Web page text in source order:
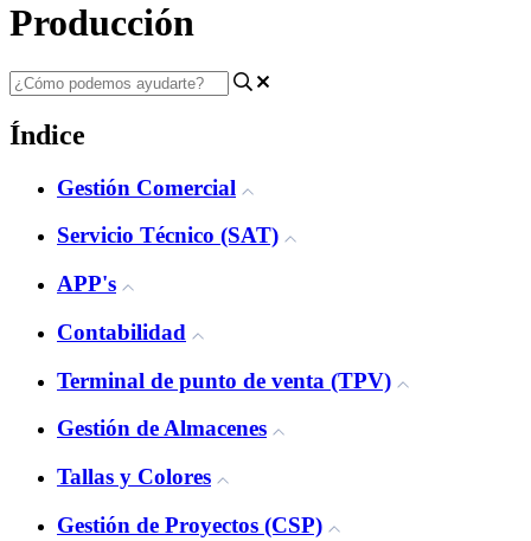
Producción
Índice
Gestión Comercial
Servicio Técnico (SAT)
APP's
Contabilidad
Terminal de punto de venta (TPV)
Gestión de Almacenes
Tallas y Colores
Gestión de Proyectos (CSP)